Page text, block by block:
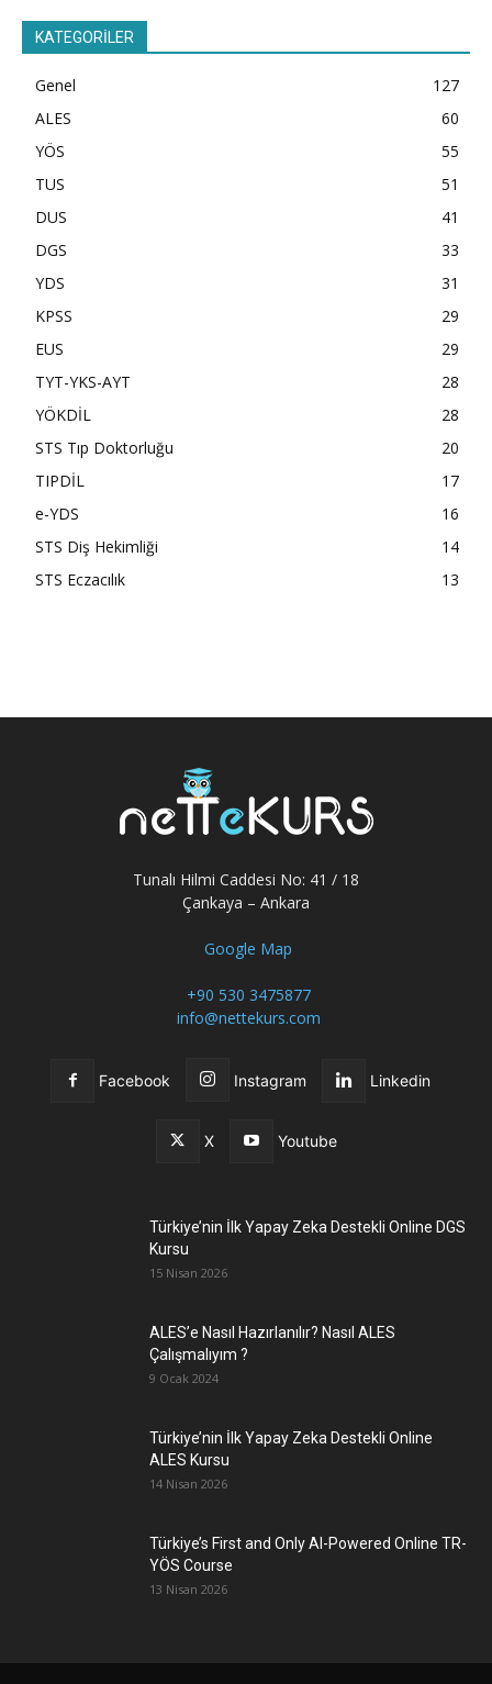
KATEGORİLER
Genel
127
ALES
60
YÖS
55
TUS
51
DUS
41
DGS
33
YDS
31
KPSS
29
EUS
29
TYT-YKS-AYT
28
YÖKDİL
28
STS Tıp Doktorluğu
20
TIPDİL
17
e-YDS
16
STS Diş Hekimliği
14
STS Eczacılık
13
Tunalı Hilmi Caddesi No: 41 / 18
Çankaya – Ankara
Google Map
+90 530 3475877
info@nettekurs.com
Facebook Instagram Linkedin
X Youtube
Türkiye’nin İlk Yapay Zeka Destekli Online DGS
Kursu
15 Nisan 2026
ALES’e Nasıl Hazırlanılır? Nasıl ALES
Çalışmalıyım ?
9 Ocak 2024
Türkiye’nin İlk Yapay Zeka Destekli Online
ALES Kursu
14 Nisan 2026
Türkiye’s First and Only AI-Powered Online TR-
YÖS Course
13 Nisan 2026